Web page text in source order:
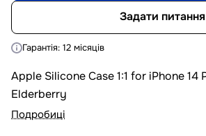
Задати питання
Гарантія: 12 місяців
Apple Silicone Case 1:1 for iPhone 14
Elderberry
Подробиці